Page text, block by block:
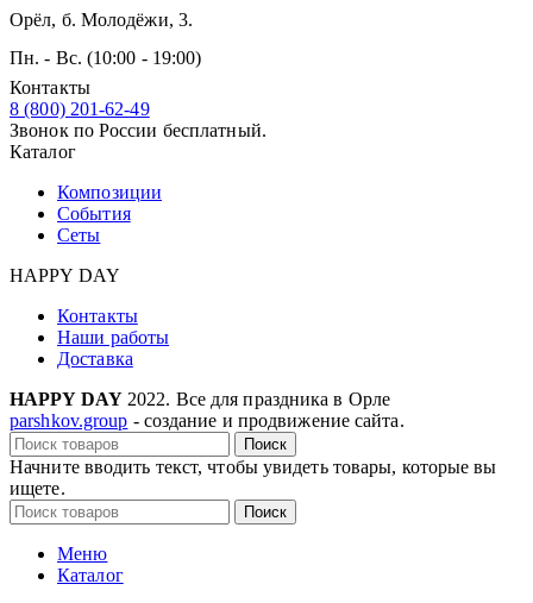
Орёл, б. Молодёжи, 3.
Пн. - Вс. (10:00 - 19:00)
Контакты
8 (800) 201-62-49
Звонок по России бесплатный.
Каталог
Композиции
События
Сеты
HAPPY DAY
Контакты
Наши работы
Доставка
HAPPY DAY 2022. Все для праздника в Орле
parshkov.group - создание и продвижение сайта.
Поиск
Начните вводить текст, чтобы увидеть товары, которые вы
ищете.
Поиск
Меню
Каталог